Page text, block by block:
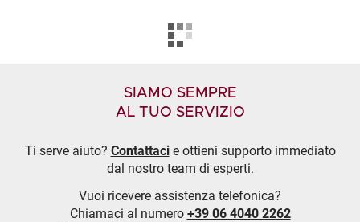
SIAMO SEMPRE
AL TUO SERVIZIO
Ti serve aiuto? Contattacie ottieni supporto immediato
dal nostro team di esperti.
Vuoi ricevere assistenza telefonica?
Chiamaci al numero +39 06 4040 2262